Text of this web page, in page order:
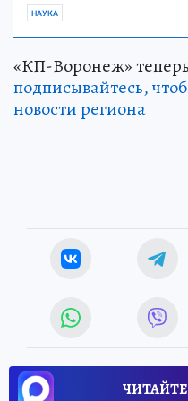
НАУКА
«КП-Воронеж»
подписывайтесь,
новости региона